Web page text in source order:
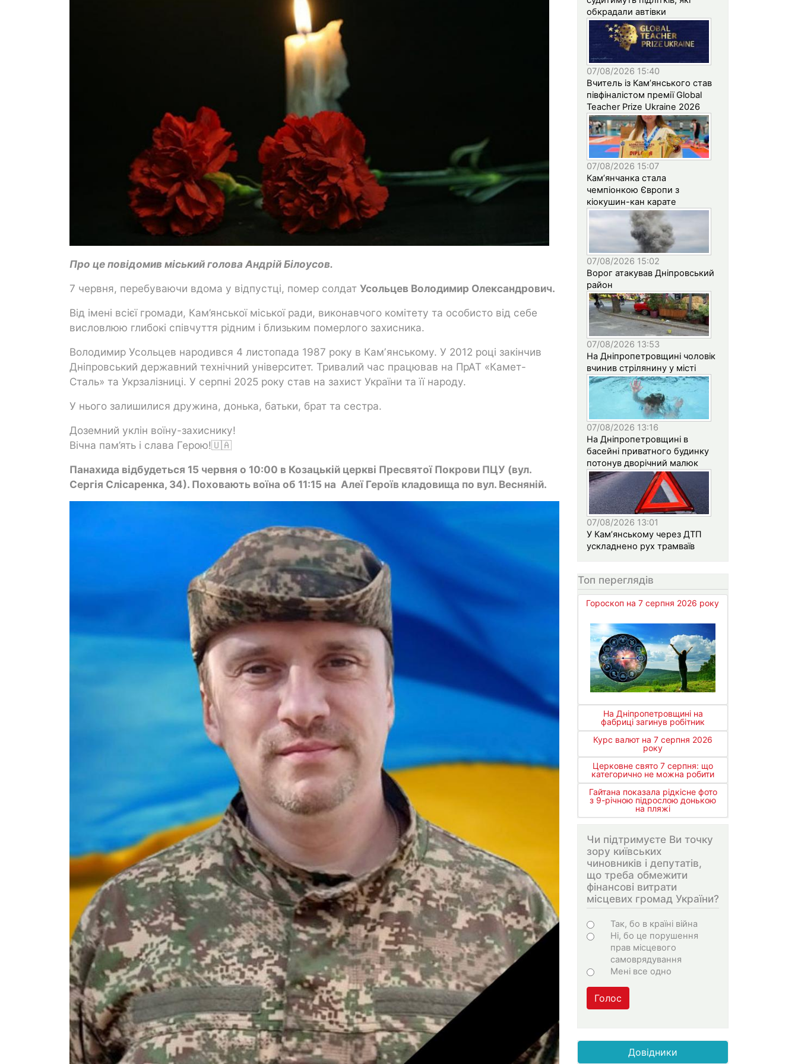
Про це повідомив міський голова Андрій Білоусов.
7 червня, перебуваючи вдома у відпустці, помер солдат Усольцев Володимир Олександрович.
Від імені всієї громади, Кам’янської міської ради, виконавчого комітету та особисто від себе
висловлюю глибокі співчуття рідним і близьким померлого захисника.
Володимир Усольцев народився 4 листопада 1987 року в Камʼянському. У 2012 році закінчив
Дніпровський державний технічний університет. Тривалий час працював на ПрАТ «Камет-
Сталь» та Укрзалізниці. У серпні 2025 року став на захист України та її народу.
У нього залишилися дружина, донька, батьки, брат та сестра.
Доземний уклін воїну-захиснику!
Вічна пам’ять і слава Герою!🇺🇦
Панахида відбудеться 15 червня о 10:00 в Козацькій церкві Пресвятої Покрови ПЦУ (вул.
Сергія Слісаренка, 34). Поховають воїна об 11:15 на Алеї Героїв кладовища по вул. Весняній.
обкрадали автівки
07/08/2026 15:40
Вчитель із Кам’янського став
півфіналістом премії Global
Teacher Prize Ukraine 2026
07/08/2026 15:07
Кам’янчанка стала
чемпіонкою Європи з
кіокушин-кан карате
07/08/2026 15:02
Ворог атакував Дніпровський
район
07/08/2026 13:53
На Дніпропетровщині чоловік
вчинив стрілянину у місті
07/08/2026 13:16
На Дніпропетровщині в
басейні приватного будинку
потонув дворічний малюк
07/08/2026 13:01
У Кам’янському через ДТП
ускладнено рух трамваїв
Топ переглядів
Гороскоп на 7 серпня 2026 року
На Дніпропетровщині на
фабриці загинув робітник
Курс валют на 7 серпня 2026
року
Церковне свято 7 серпня: що
категорично не можна робити
Гайтана показала рідкісне фото
з 9-річною підрослою донькою
на пляжі
Чи підтримуєте Ви точку
зору київських
чиновників і депутатів,
що треба обмежити
фінансові витрати
місцевих громад України?
Варіанти
Так, бо в країні війна
Ні, бо це порушення
прав місцевого
самоврядування
Мені все одно
Голос
Довідники